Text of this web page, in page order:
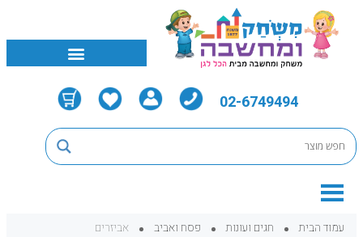
02-6749494
עמוד הבית חגים ועונות פסח ואביב אביזרים